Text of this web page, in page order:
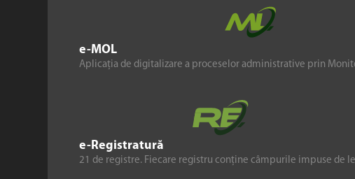
e-MOL
Aplicația de digitalizare a proceselor administrative prin
e-Registratură
21 de registre. Fiecare registru conține câmpurile impuse de